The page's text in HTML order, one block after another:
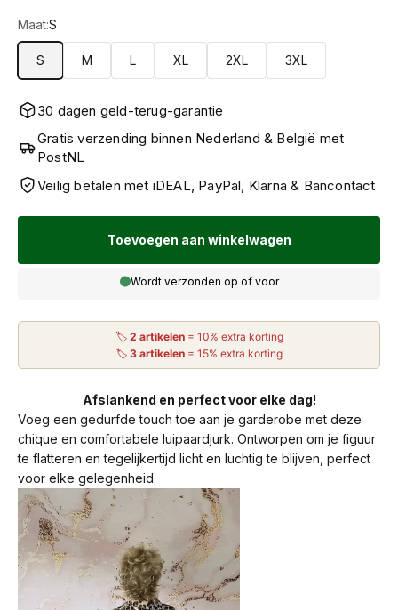
Maat:S
S M L XL 2XL 3XL
30 dagen geld-terug-garantie
Gratis verzending binnen Nederland & België met
PostNL
Veilig betalen met iDEAL, PayPal, Klarna & Bancontact
Toevoegen aan winkelwagen
Wordt verzonden op of voor
🏷 2 artikelen= 10% extra korting
🏷 3 artikelen = 15% extra korting
Afslankend en perfect voor elke dag!
Voeg een gedurfde touch toe aan je garderobe met deze
chique en comfortabele luipaardjurk. Ontworpen om je figuur
te flatteren en tegelijkertijd licht en luchtig te blijven, perfect
voor elke gelegenheid.